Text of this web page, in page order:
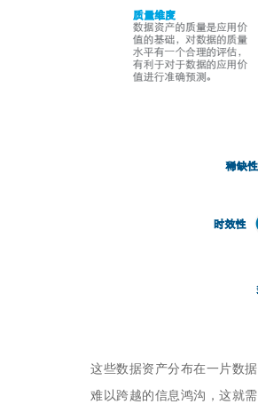
这些数据资产分布在一片数
难以跨越的信息鸿沟，这就